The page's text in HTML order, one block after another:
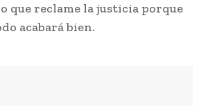
que reclame la justicia porque
acabará bien.